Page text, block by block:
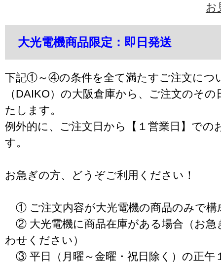
お
大光電機商品限定：即日発送
下記①～④の条件を全て満たすご注文につ
（DAIKO）の大阪倉庫から、ご注文のそ
たします。
例外的に、ご注文日から【１営業日】での
す。
お急ぎの方、どうぞご利用ください！
① ご注文内容が大光電機の商品のみで構
② 大光電機に商品在庫がある場合（お急
わせください）
③ 平日（月曜～金曜・祝日除く）の正午